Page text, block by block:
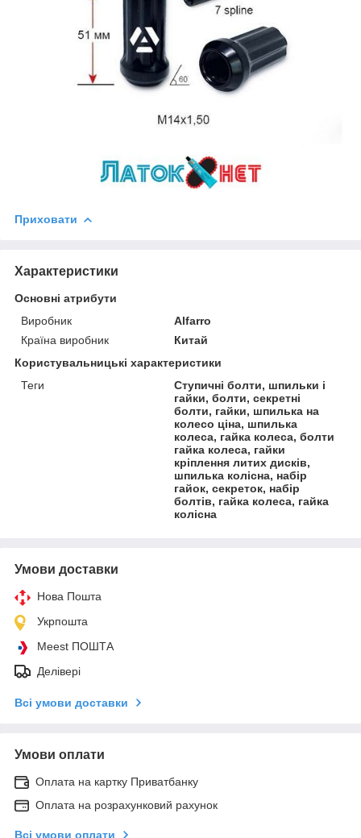
Приховати
Характеристики
Основні атрибути
Виробник
Alfarro
Країна виробник
Китай
Користувальницькі характеристики
Теги
Ступичні болти, шпильки і
гайки, болти, секретні
болти, гайки, шпилька на
колесо ціна, шпилька
колеса, гайка колеса, болти
гайка колеса, гайки
кріплення литих дисків,
шпилька колісна, набір
гайок, секреток, набір
болтів, гайка колеса, гайка
колісна
Умови доставки
Нова Пошта
Укрпошта
Meest ПОШТА
Делівері
Всі умови доставки
Умови оплати
Оплата на картку Приватбанку
Оплата на розрахунковий рахунок
Всі умови оплати